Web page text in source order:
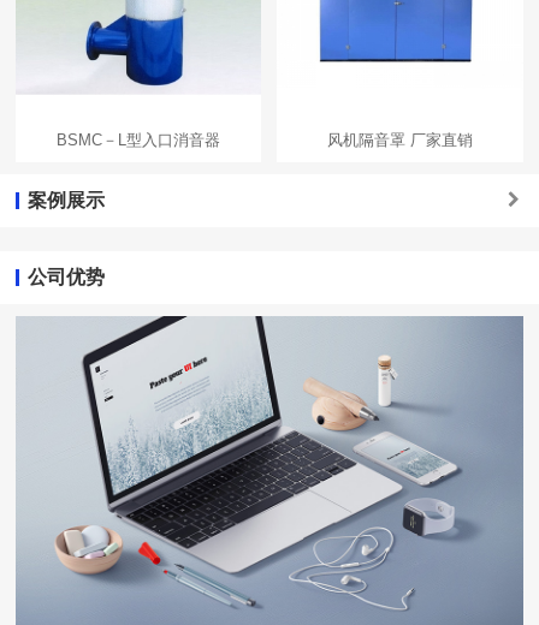
BSMC－L型入口消音器 风机隔音罩 厂家直销
案例展示
公司优势